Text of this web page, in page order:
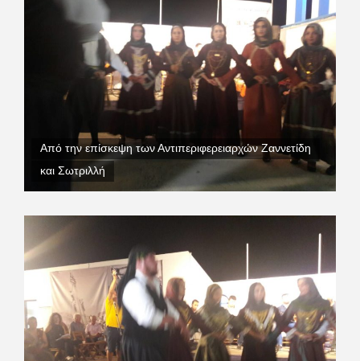
Από την επίσκεψη των Αντιπεριφερειαρχών Ζαννετίδη
και Σωτριλλή